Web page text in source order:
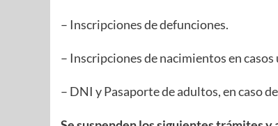
– Inscripciones de defunciones.
– Inscripciones de nacimientos en
– DNI y Pasaporte de adultos, en caso